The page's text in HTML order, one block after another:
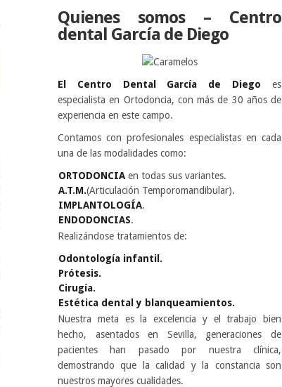
Quienes somos – Centro
dental García de Diego
El Centro Dental García de Diego es
especialista en Ortodoncia, con más de 30 años de
experiencia en este campo.
Contamos con profesionales especialistas en cada
una de las modalidades como:
ORTODONCIA en todas sus variantes.
A.T.M.(Articulación Temporomandibular).
IMPLANTOLOGÍA.
ENDODONCIAS.
Realizándose tratamientos de:
Odontología infantil.
Prótesis.
Cirugía.
Estética dental y blanqueamientos.
Nuestra meta es la excelencia y el trabajo bien
hecho, asentados en Sevilla, generaciones de
pacientes han pasado por nuestra clínica,
demostrando que la calidad y la constancia son
nuestros mayores cualidades.